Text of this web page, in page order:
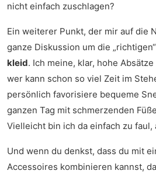
nicht einfach zuschlagen?
Ein weiterer Punkt, der mir auf die
ganze Diskussion um die
kleid. Ich meine, klar, hohe
wer kann schon so viel Zeit im
persönlich favorisiere bequeme
ganzen Tag mit schmerzenden
Vielleicht bin ich da einfach zu faul,
Und wenn du denkst, dass du mit
Accessoires kombinieren kannst,